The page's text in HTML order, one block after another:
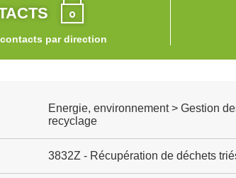
par direction
Energie, environnement > Gestion
recyclage
3832Z - Récupération de déchets